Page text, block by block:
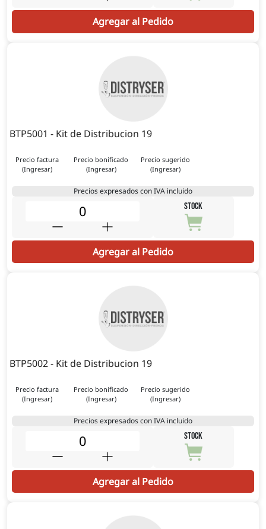
Agregar al Pedido
BTP5001 - Kit de Distribucion 19
Precio factura
(Ingresar)
Precio bonificado
(Ingresar)
Precio sugerido
(Ingresar)
Precios expresados con IVA incluido
STOCK
Agregar al Pedido
BTP5002 - Kit de Distribucion 19
Precio factura
(Ingresar)
Precio bonificado
(Ingresar)
Precio sugerido
(Ingresar)
Precios expresados con IVA incluido
STOCK
Agregar al Pedido